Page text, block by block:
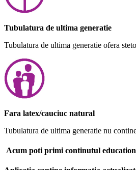
Tubulatura de ultima generatie
Tubulatura de ultima generatie ofera
Fara latex/cauciuc natural
Tubulatura de ultima generatie nu
Acum poti primi continutul